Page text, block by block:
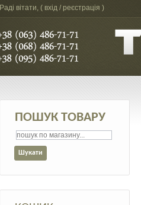
Раді вітати, ( вхід / реєстрація )
ПОШУК ТОВАРУ